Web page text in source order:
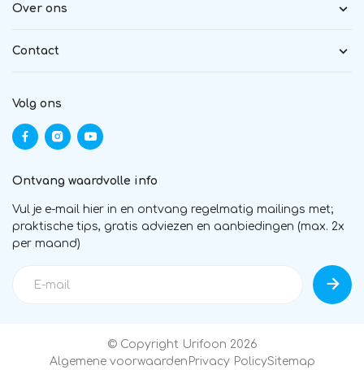
Over ons
Contact
Volg ons
Ontvang waardvolle info
Vul je e-mail hier in en ontvang regelmatig mailings met;
praktische tips, gratis adviezen en aanbiedingen (max. 2x
per maand)
© Copyright Urifoon 2026
Algemene voorwaarden Privacy PolicySitemap